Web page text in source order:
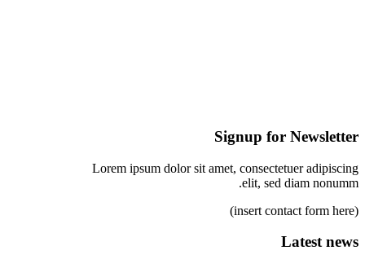
Signup for Newsletter
Lorem ipsum dolor sit amet, consectetuer adipiscing
elit, sed diam nonumm.
(insert contact form here)
Latest news